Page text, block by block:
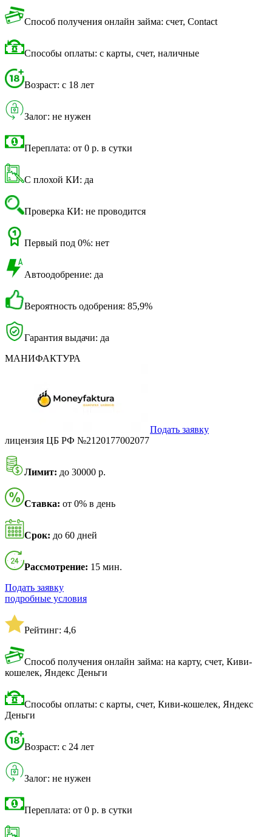
Способ получения онлайн займа: счет, Contact
Способы оплаты: с карты, счет, наличные
Возраст: с 18 лет
Залог: не нужен
Переплата: от 0 р. в сутки
С плохой КИ: да
Проверка КИ: не проводится
Первый под 0%: нет
Автоодобрение: да
Вероятность одобрения: 85,9%
Гарантия выдачи: да
МАНИФАКТУРА
Подать заявку
лицензия ЦБ РФ №2120177002077
Лимит: до 30000 р.
Ставка: от 0% в день
Срок: до 60 дней
Рассмотрение: 15 мин.
Подать заявку
подробные условия
Рейтинг: 4,6
Способ получения онлайн займа: на карту, счет, Киви-
кошелек, Яндекс Деньги
Способы оплаты: с карты, счет, Киви-кошелек, Яндекс
Деньги
Возраст: с 24 лет
Залог: не нужен
Переплата: от 0 р. в сутки